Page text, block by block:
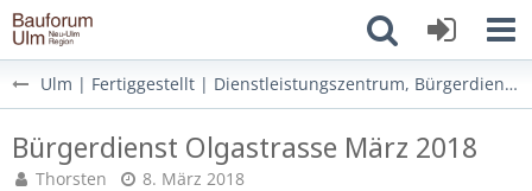
Ulm | Fertiggestellt | Dienstleistungszentrum, Bürgerdienst | Olgastraße 66
Bürgerdienst Olgastrasse März 2018
Thorsten 8. März 2018